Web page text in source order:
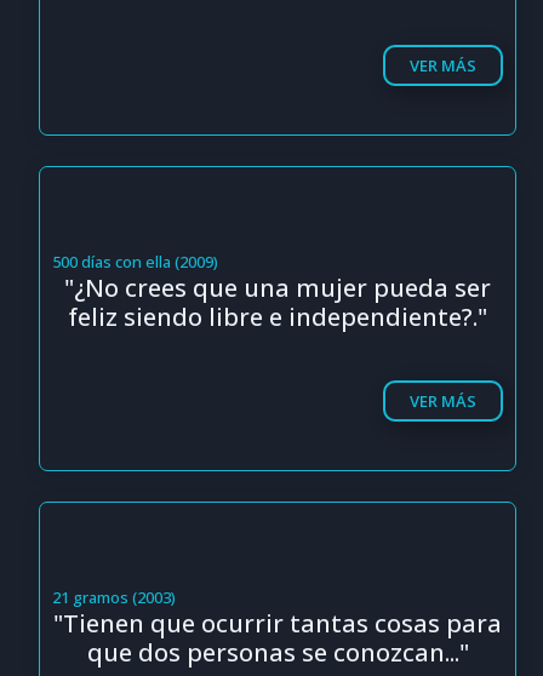
VER MÁS
500 días con ella (2009)
"¿No crees que una mujer pueda ser
feliz siendo libre e independiente?."
VER MÁS
21 gramos (2003)
"Tienen que ocurrir tantas cosas para
que dos personas se conozcan..."